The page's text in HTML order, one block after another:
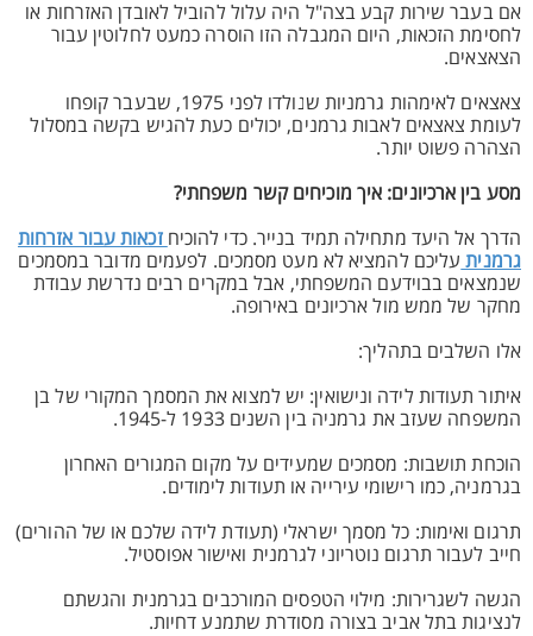
אם בעבר שירות קבע בצה"ל היה עלול להוביל לאובדן האזרחות או
לחסימת הזכאות, היום המגבלה הזו הוסרה כמעט לחלוטין עבור
הצאצאים.
צאצאים לאימהות גרמניות שנולדו לפני 1975, שבעבר קופחו
לעומת צאצאים לאבות גרמנים, יכולים כעת להגיש בקשה במסלול
הצהרה פשוט יותר.
מסע בין ארכיונים: איך מוכיחים קשר משפחתי?
הדרך אל היעד מתחילה תמיד בנייר. כדי להוכיח זכאות עבור אזרחות
גרמנית עליכם להמציא לא מעט מסמכים. לפעמים מדובר במסמכים
שנמצאים בבוידעם המשפחתי, אבל במקרים רבים נדרשת עבודת
מחקר של ממש מול ארכיונים באירופה.
אלו השלבים בתהליך:
איתור תעודות לידה ונישואין: יש למצוא את המסמך המקורי של בן
המשפחה שעזב את גרמניה בין השנים 1933 ל-1945.
הוכחת תושבות: מסמכים שמעידים על מקום המגורים האחרון
בגרמניה, כמו רישומי עירייה או תעודות לימודים.
תרגום ואימות: כל מסמך ישראלי (תעודת לידה שלכם או של ההורים)
חייב לעבור תרגום נוטריוני לגרמנית ואישור אפוסטיל.
הגשה לשגרירות: מילוי הטפסים המורכבים בגרמנית והגשתם
לנציגות בתל אביב בצורה מסודרת שתמנע דחיות.